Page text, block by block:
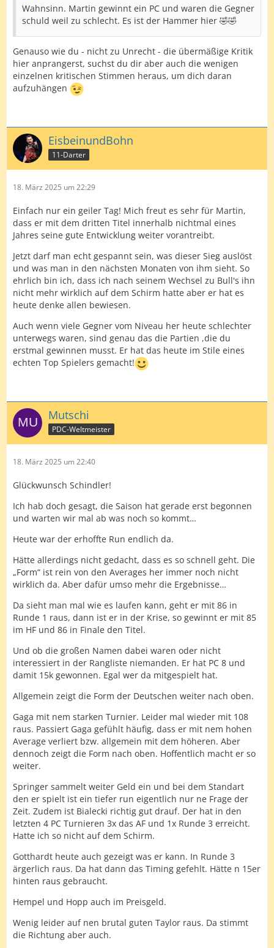
Ganz, ganz starke Leistung und nach 7 Jahren mal
wieder ein deutscher Sieg bei einem Player
Championship Turnier.
Nochmals herzlichste Glückwünsche an Martin !
Wahnsinn. Martin gewinnt ein PC und waren die Gegner
schuld weil zu schlecht. Es ist der Hammer hier 🤣🤣
Genauso wie du - nicht zu Unrecht - die übermäßige Kritik
hier anprangerst, suchst du dir aber auch die wenigen
einzelnen kritischen Stimmen heraus, um dich daran
aufzuhängen
EisbeinundBohn
11-Darter
18. März 2025 um 22:29
Einfach nur ein geiler Tag! Mich freut es sehr für Martin,
dass er mit dem dritten Titel innerhalb nichtmal eines
Jahres seine gute Entwicklung weiter vorantreibt.
Jetzt darf man echt gespannt sein, was dieser Sieg auslöst
und was man in den nächsten Monaten von ihm sieht. So
ehrlich bin ich, dass ich nach seinem Wechsel zu Bull's ihn
nicht mehr wirklich auf dem Schirm hatte aber er hat es
heute denke allen bewiesen.
Auch wenn viele Gegner vom Niveau her heute schlechter
unterwegs waren, sind genau das die Partien ,die du
erstmal gewinnen musst. Er hat das heute im Stile eines
echten Top Spielers gemacht!
Mutschi
PDC-Weltmeister
18. März 2025 um 22:40
Glückwunsch Schindler!
Ich hab doch gesagt, die Saison hat gerade erst begonnen
und warten wir mal ab was noch so kommt…
Heute war der erhoffte Run endlich da.
Hätte allerdings nicht gedacht, dass es so schnell geht. Die
„Form“ ist rein von den Averages her immer noch nicht
wirklich da. Aber dafür umso mehr die Ergebnisse…
Da sieht man mal wie es laufen kann, geht er mit 86 in
Runde 1 raus, dann ist er in der Krise, so gewinnt er mit 85
im HF und 86 in Finale den Titel.
Und ob die großen Namen dabei waren oder nicht
interessiert in der Rangliste niemanden. Er hat PC 8 und
damit 15k gewonnen. Egal wer da mitgespielt hat.
Allgemein zeigt die Form der Deutschen weiter nach oben.
Gaga mit nem starken Turnier. Leider mal wieder mit 108
raus. Passiert Gaga gefühlt häufig, dass er mit nem hohen
Average verliert bzw. allgemein mit dem höheren. Aber
dennoch zeigt die Form nach oben. Hoffentlich macht er so
weiter.
Springer sammelt weiter Geld ein und bei dem Standart
den er spielt ist ein tiefer run eigentlich nur ne Frage der
Zeit. Zudem ist Bialecki richtig gut drauf. Der hat in den
letzten 4 PC Turnieren 3x das AF und 1x Runde 3 erreicht.
Hatte ich so nicht auf dem Schirm.
Gotthardt heute auch gezeigt was er kann. In Runde 3
ärgerlich raus. Da hat dann das Timing gefehlt. Hätte n 15er
hinten raus gebraucht.
Hempel und Hopp auch im Preisgeld.
Wenig leider auf nen brutal guten Taylor raus. Da stimmt
die Richtung aber auch.